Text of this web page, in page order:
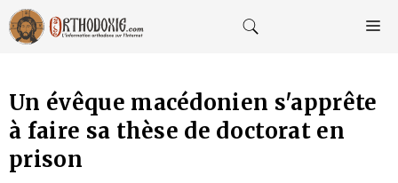
Aller
au
contenu
Un évêque macédonien s'apprête
à faire sa thèse de doctorat en
prison